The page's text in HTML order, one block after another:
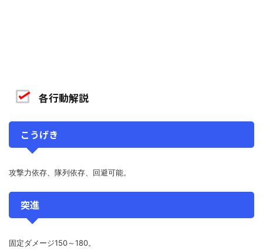
各行動解説
こうげき
攻撃力依存、隊列依存、回避可能。
突進
固定ダメージ150～180。